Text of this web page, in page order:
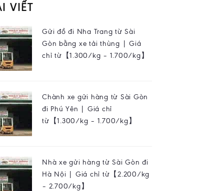
VIẾT
Gửi đồ đi Nha Trang từ Sài
Gòn bằng xe tải thùng | Giá
chỉ từ【1.300/kg – 1.700/kg】
Chành xe gửi hàng từ Sài Gòn
đi Phú Yên | Giá chỉ
từ【1.300/kg – 1.700/kg】
Nhà xe gửi hàng từ Sài Gòn đi
Hà Nội | Giá chỉ từ【2.200/kg
– 2.700/kg】